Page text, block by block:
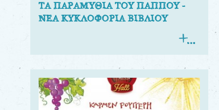
ΤΑ ΠΑΡΑΜΥΘΙΑ ΤΟΥ ΠΑΠΠΟΥ -
ΝΕΑ ΚΥΚΛΟΦΟΡΙΑ ΒΙΒΛΙΟΥ